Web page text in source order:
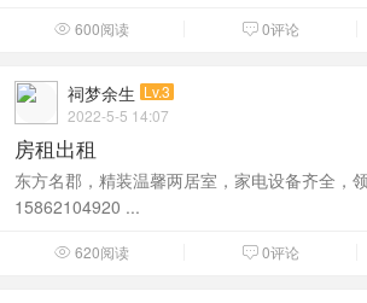
 600阅读  0评论
祠梦余生 Lv.3
2022-5-5 14:07
房租出租
东方名郡，精装温馨两居室，家电设备齐全，
15862104920 ...
 620阅读  0评论